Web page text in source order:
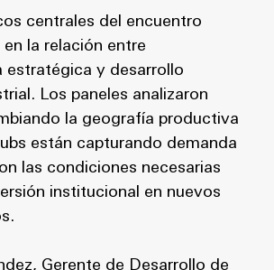
centrales del encuentro
la relación entre
estratégica y desarrollo
Los paneles analizaron
la geografía productiva
están capturando demanda
las condiciones necesarias
institucional en nuevos
Gerente de Desarrollo de